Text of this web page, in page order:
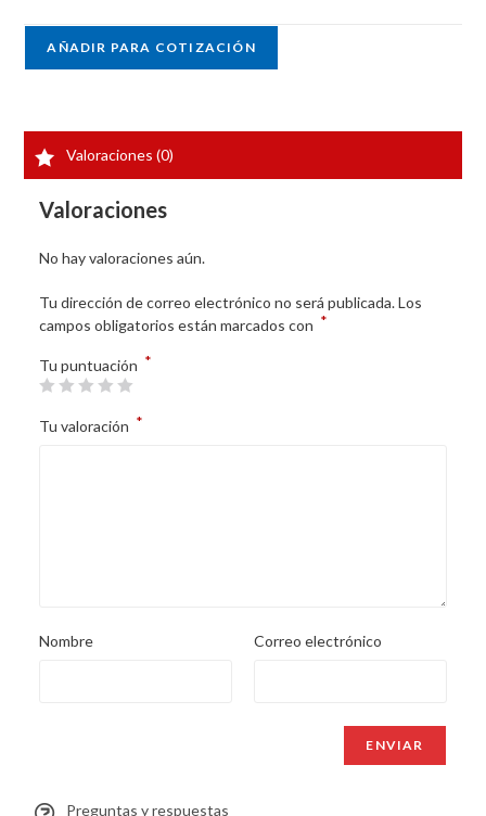
AÑADIR PARA COTIZACIÓN
Valoraciones (0)
Valoraciones
No hay valoraciones aún.
Tu dirección de correo electrónico no será publicada. Los
campos obligatorios están marcados con *
Tu puntuación *
Tu valoración *
Nombre Correo electrónico
Preguntas y respuestas